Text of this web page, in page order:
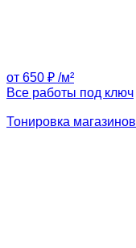
от 650 ₽ /м²
Все работы под ключ
Тонировка магазинов